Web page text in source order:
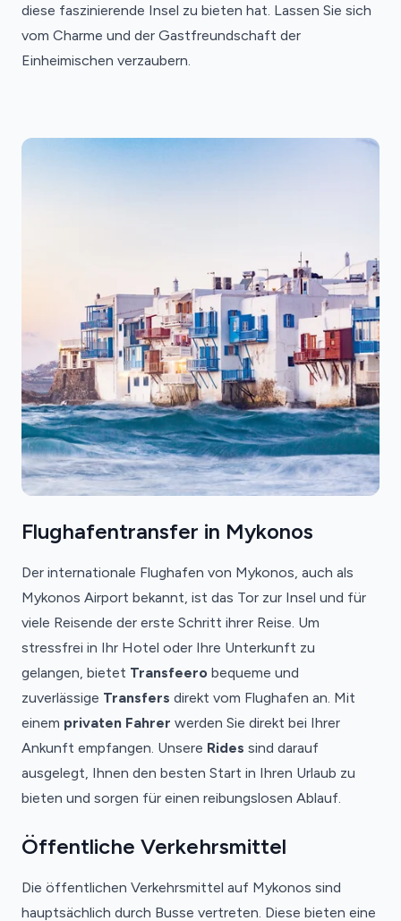
diese faszinierende Insel zu bieten hat. Lassen Sie sich
vom Charme und der Gastfreundschaft der
Einheimischen verzaubern.
Flughafentransfer in Mykonos
Der internationale Flughafen von Mykonos, auch als
Mykonos Airport bekannt, ist das Tor zur Insel und für
viele Reisende der erste Schritt ihrer Reise. Um
stressfrei in Ihr Hotel oder Ihre Unterkunft zu
gelangen, bietet Transfeero bequeme und
zuverlässige Transfers direkt vom Flughafen an. Mit
einem privaten Fahrer werden Sie direkt bei Ihrer
Ankunft empfangen. Unsere Rides sind darauf
ausgelegt, Ihnen den besten Start in Ihren Urlaub zu
bieten und sorgen für einen reibungslosen Ablauf.
Öffentliche Verkehrsmittel
Die öffentlichen Verkehrsmittel auf Mykonos sind
hauptsächlich durch Busse vertreten. Diese bieten eine